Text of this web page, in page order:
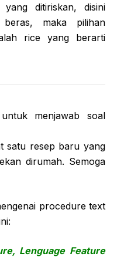
ditiriskan, disini
maka pilihan
rice yang berarti
menjawab soal
satu resep baru yang
dirumah. Semoga
procedure text
Lenguage Feature